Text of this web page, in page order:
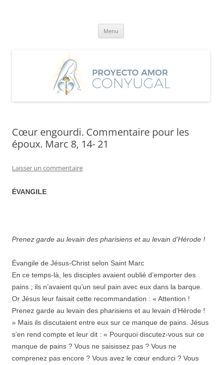
Menu
Cœur engourdi. Commentaire pour les
époux. Marc 8, 14- 21
Laisser un commentaire
ÉVANGILE
Prenez garde au levain des pharisiens et au levain d’Hérode !
Évangile de Jésus-Christ selon Saint Marc
En ce temps-là, les disciples avaient oublié d’emporter des
pains ; ils n’avaient qu’un seul pain avec eux dans la barque.
Or Jésus leur faisait cette recommandation : « Attention !
Prenez garde au levain des pharisiens et au levain d’Hérode !
» Mais ils discutaient entre eux sur ce manque de pains. Jésus
s’en rend compte et leur dit : « Pourquoi discutez-vous sur ce
manque de pains ? Vous ne saisissez pas ? Vous ne
comprenez pas encore ? Vous avez le cœur endurci ? Vous